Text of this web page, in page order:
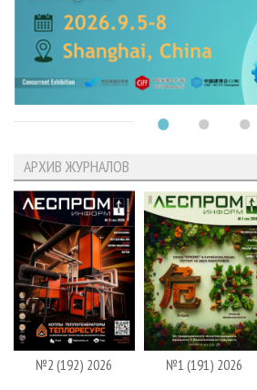
АРХИВ ЖУРНАЛОВ
№2 (192) 2026 №1 (191) 2026